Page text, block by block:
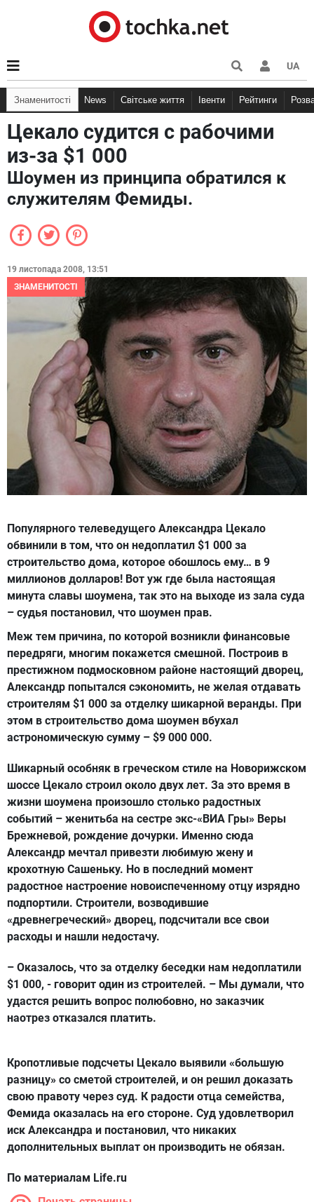
UA
Знаменитості News Світське життя Івенти Рейтинги
Цекало судится с рабочими
из-за $1 000
Шоумен из принципа обратился к
служителям Фемиды.
19 листопада 2008, 13:51
ЗНАМЕНИТОСТІ
Популярного телеведущего Александра Цекало
обвинили в том, что он недоплатил $1 000 за
строительство дома, которое обошлось ему… в 9
миллионов долларов! Вот уж где была настоящая
минута славы шоумена, так это на выходе из зала суда
– судья постановил, что шоумен прав.
Меж тем причина, по которой возникли финансовые
передряги, многим покажется смешной. Построив в
престижном подмосковном районе настоящий дворец,
Александр попытался сэкономить, не желая отдавать
строителям $1 000 за отделку шикарной веранды. При
этом в строительство дома шоумен вбухал
астрономическую сумму – $9 000 000.
Шикарный особняк в греческом стиле на Новорижском
шоссе Цекало строил около двух лет. За это время в
жизни шоумена произошло столько радостных
событий – женитьба на сестре экс-«ВИА Гры» Веры
Брежневой, рождение дочурки. Именно сюда
Александр мечтал привезти любимую жену и
крохотную Сашеньку. Но в последний момент
радостное настроение новоиспеченному отцу изрядно
подпортили. Строители, возводившие
«древнегреческий» дворец, подсчитали все свои
расходы и нашли недостачу.
– Оказалось, что за отделку беседки нам недоплатили
$1 000, - говорит один из строителей. – Мы думали, что
удастся решить вопрос полюбовно, но заказчик
наотрез отказался платить.
Кропотливые подсчеты Цекало выявили «большую
разницу» со сметой строителей, и он решил доказать
свою правоту через суд. К радости отца семейства,
Фемида оказалась на его стороне. Суд удовлетворил
иск Александра и постановил, что никаких
дополнительных выплат он производить не обязан.
По материалам Life.ru